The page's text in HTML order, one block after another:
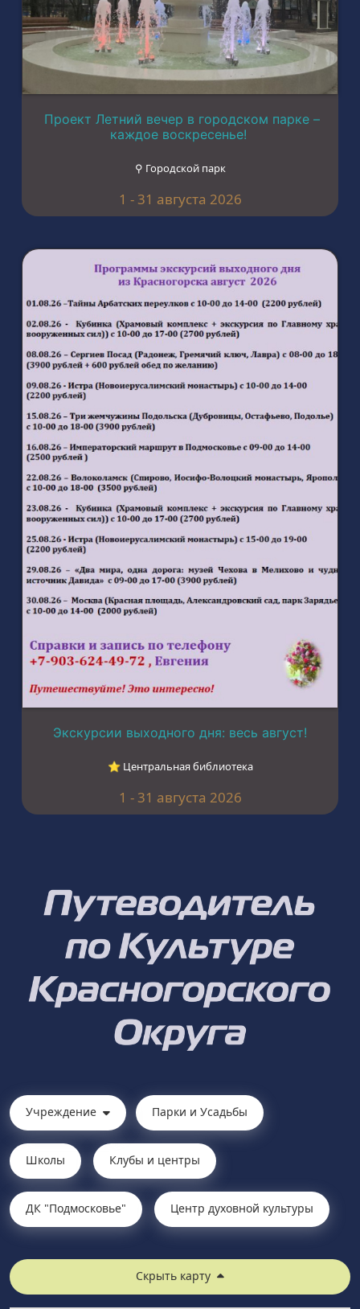
Проект Летний вечер в городском парке –
каждое воскресенье!
⚲ Городской парк
1 - 31 августа 2026
Экскурсии выходного дня: весь август!
⭐︎ Центральная библиотека
1 - 31 августа 2026
Учреждение Парки и Усадьбы
Школы Клубы и центры
ДК "Подмосковье" Центр духовной культуры
Скрыть карту